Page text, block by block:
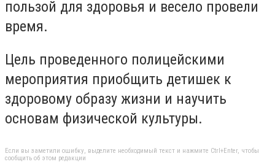
пользой для здоровья и весело провели
время.
Цель проведенного полицейскими
мероприятия приобщить детишек к
здоровому образу жизни и научить
основам физической культуры.
Если вы заметили ошибку, выделите необходимый текст и нажмите Ctrl+Enter, чтобы
сообщить об этом редакции